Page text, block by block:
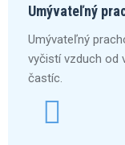
Umývateľný
Umývateľný
vyčistí vzduch od
častíc.